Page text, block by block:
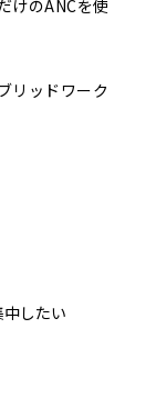
けのANCを使
リッドワーク
したい